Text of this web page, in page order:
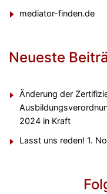
mediator-finden.de
Neueste
Änderung der
2024 in Kraft
Lasst uns reden! 1.